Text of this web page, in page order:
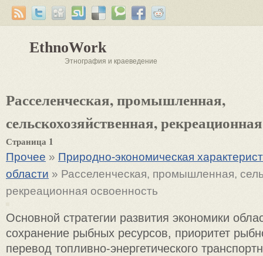
EthnoWork
Этнография и краеведение
Расселенческая, промышленная,
сельскохозяйственная,
Страница 1
Прочее » Природно-экономическая
области » Расселенческая, промышленная,
рекреационная освоенность
Основной стратегии развития экономики
сохранение рыбных ресурсов, приоритет
перевод топливно-энергетического